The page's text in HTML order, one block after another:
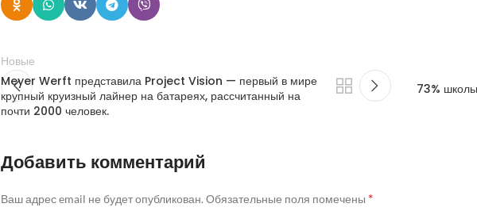
Новые
Meyer Werft представила Project Vision — первый в мире
крупный круизный лайнер на батареях, рассчитанный на
почти 2000 человек.
73%
Добавить комментарий
Ваш адрес email не будет опубликован. Обязательные поля помечены *